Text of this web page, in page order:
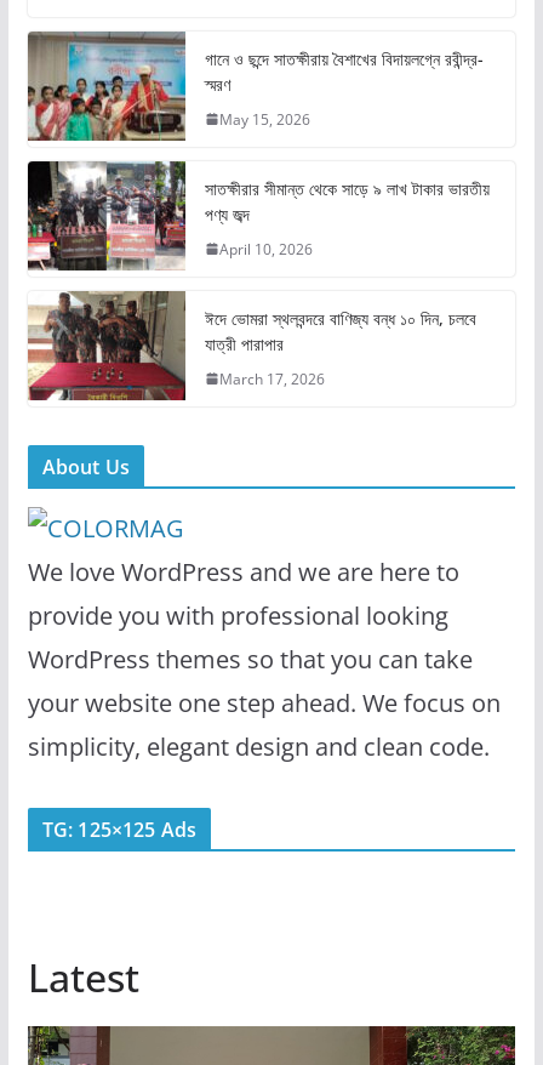
c
e
b
o
o
k
st
o
d
o
n
e
গানে ও ছন্দে সাতক্ষীরায় বৈশাখের বিদায়লগ্নে রবীন্দ্র-
স্মরণ
May 15, 2026
সাতক্ষীরার সীমান্ত থেকে সাড়ে ৯ লাখ টাকার ভারতীয়
পণ্য জব্দ
April 10, 2026
ঈদে ভোমরা স্থলবন্দরে বাণিজ্য বন্ধ ১০ দিন, চলবে
যাত্রী পারাপার
March 17, 2026
About Us
We love WordPress and we are here to
provide you with professional looking
WordPress themes so that you can take
your website one step ahead. We focus on
simplicity, elegant design and clean code.
TG: 125×125 Ads
Latest